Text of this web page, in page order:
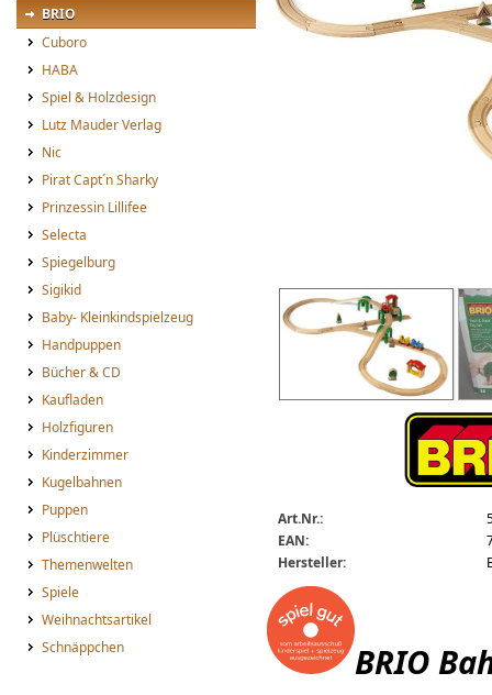
BRIO
Cuboro
HABA
Spiel & Holzdesign
Lutz Mauder Verlag
Nic
Pirat Capt´n Sharky
Prinzessin Lillifee
Selecta
Spiegelburg
Sigikid
Baby- Kleinkindspielzeug
Handpuppen
Bücher & CD
Kaufladen
Holzfiguren
Kinderzimmer
Kugelbahnen
Puppen
Plüschtiere
Themenwelten
Spiele
Weihnachtsartikel
Schnäppchen
brio_33051_big.jpg
BRIO Bahn City Express
Art.Nr.:
EAN:
Hersteller:
BRIO